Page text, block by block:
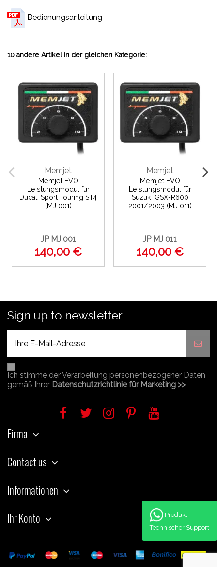
Bedienungsanleitung
10 andere Artikel in der gleichen Kategorie:
Memjet
Memjet EVO
Leistungsmodul für
Ducati Sport Touring ST4
(MJ 001)
JP MJ 001
140,00 €
Memjet
Memjet EVO
Leistungsmodul für
Suzuki GSX-R600
2001/2003 (MJ 011)
JP MJ 011
140,00 €
Sign up to newsletter
Ich stimme der Verarbeitung personenbezogener Daten
gemäß Ihrer Datenschutzrichtlinie für Marketing >>
Firma
Contact us
Informationen
Ihr Konto
Produkt
Technischer Support